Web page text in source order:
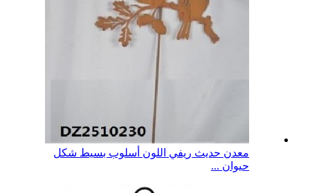
معدن حديث ريفي اللون أسلوب بسيط شكل
حيوان ...